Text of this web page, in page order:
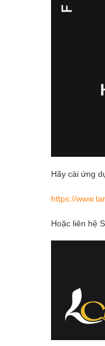
Hãy cài ứng
https://
Hoặc liên hệ